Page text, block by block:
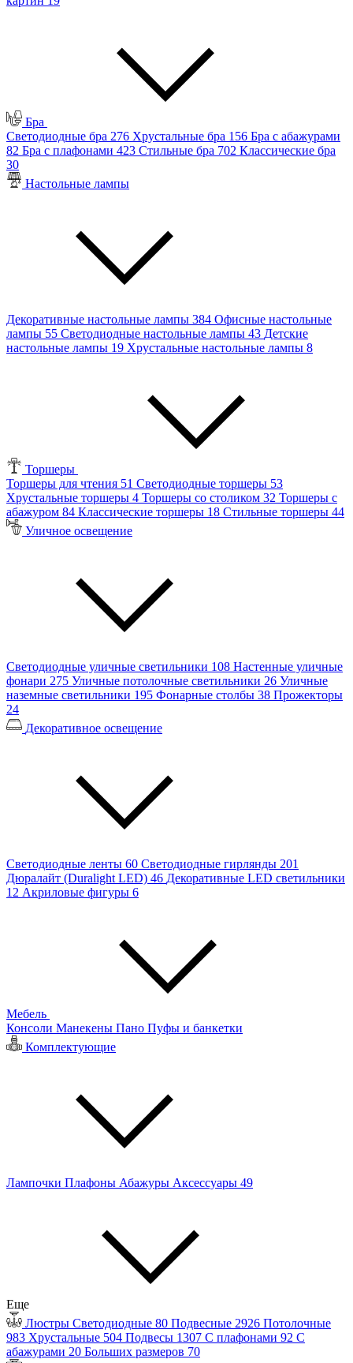
Бра
Светодиодные бра 276 Хрустальные бра 156 Бра с абажурами
82 Бра с плафонами 423 Стильные бра 702 Классические бра
30
Настольные лампы
Декоративные настольные лампы 384 Офисные настольные
лампы 55 Светодиодные настольные лампы 43 Детские
настольные лампы 19 Хрустальные настольные лампы 8
Торшеры
Торшеры для чтения 51 Светодиодные торшеры 53
Хрустальные торшеры 4 Торшеры со столиком 32 Торшеры с
абажуром 84 Классические торшеры 18 Стильные торшеры 44
Уличное освещение
Светодиодные уличные светильники 108 Настенные уличные
фонари 275 Уличные потолочные светильники 26 Уличные
наземные светильники 195 Фонарные столбы 38 Прожекторы
24
Декоративное освещение
Светодиодные ленты 60 Светодиодные гирлянды 201
Дюралайт (Duralight LED) 46 Декоративные LED светильники
12 Акриловые фигуры 6
Мебель
Консоли Манекены Пано Пуфы и банкетки
Комплектующие
Лампочки Плафоны Абажуры Аксессуары 49
Еще
Люстры Светодиодные 80 Подвесные 2926 Потолочные
983 Хрустальные 504 Подвесы 1307 С плафонами 92 С
абажурами 20 Больших размеров 70